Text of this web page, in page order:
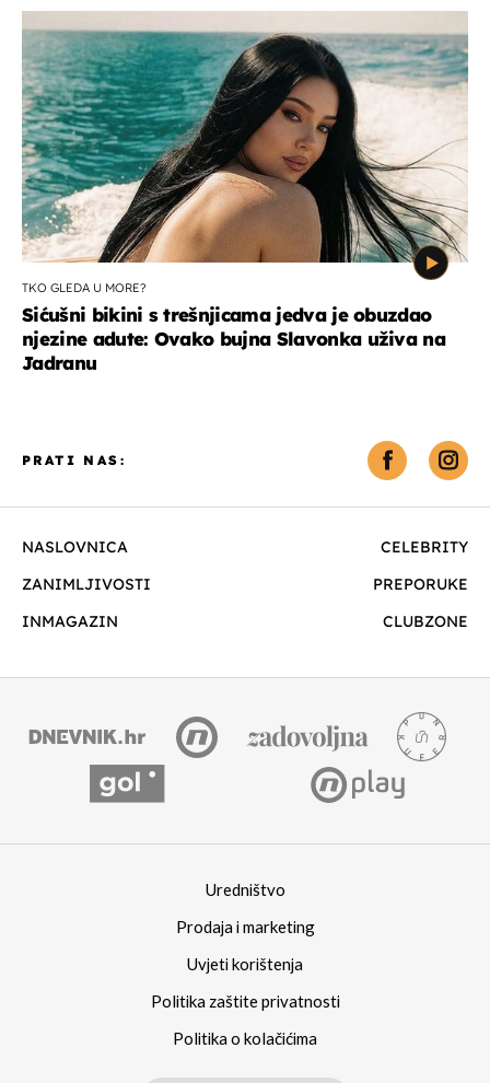
TKO GLEDA U MORE?
Sićušni bikini s trešnjicama jedva je obuzdao
njezine adute: Ovako bujna Slavonka uživa na
Jadranu
NASLOVNICA
CELEBRITY
ZANIMLJIVOSTI
PREPORUKE
INMAGAZIN
CLUBZONE
PRATI NAS:
Uredništvo
Prodaja i marketing
Uvjeti korištenja
Politika zaštite privatnosti
Politika o kolačićima